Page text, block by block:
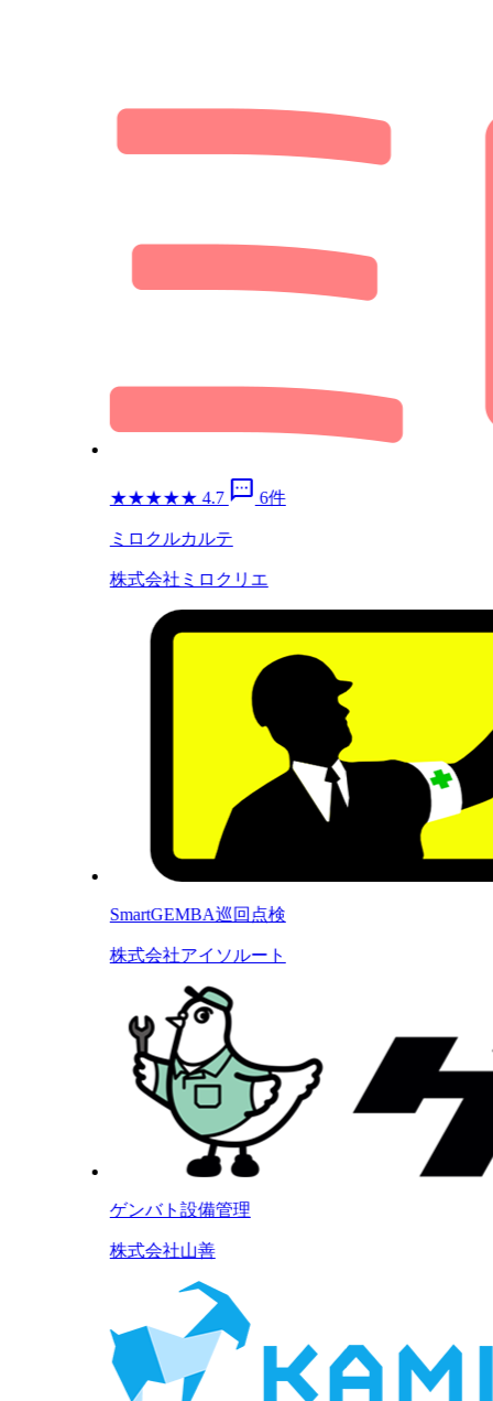
★★★★★ 4.7 sms 6件
ミロクルカルテ
株式会社ミロクリエ
SmartGEMBA巡回点検
株式会社アイソルート
ゲンバト設備管理
株式会社山善